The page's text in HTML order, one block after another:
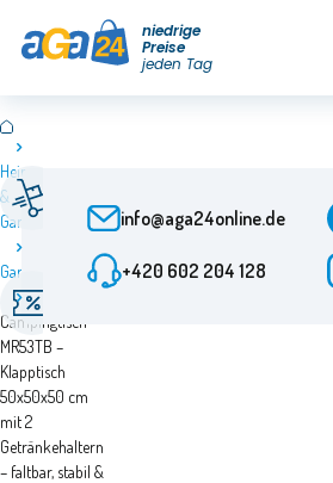
niedrige
Preise
jeden Tag
Heim
&
Garten
Gartentische
Aga
Campingtisch
MR53TB –
Klapptisch
50x50x50 cm
mit 2
Getränkehaltern
– faltbar, stabil &
Ab Bestellung 24 h
Besondere Angebote
50%
info@aga24online.de
+420 602 204 128